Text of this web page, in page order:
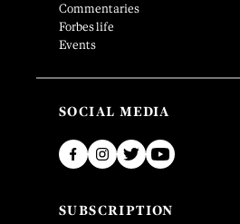
Commentaries
Forbes life
Events
SOCIAL MEDIA
SUBSCRIPTION